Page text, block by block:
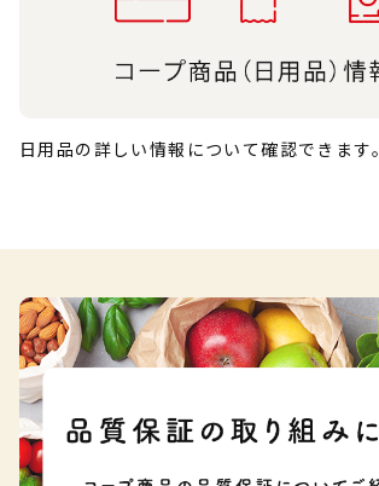
日用品の詳しい情報について確認できます。